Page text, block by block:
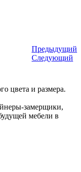
Предыдущий
Следующий
цвета и размера.
замерщики,
мебели в